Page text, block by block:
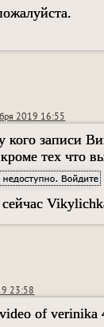
2019 16:55
кого записи
тех что
23:58
of verinika